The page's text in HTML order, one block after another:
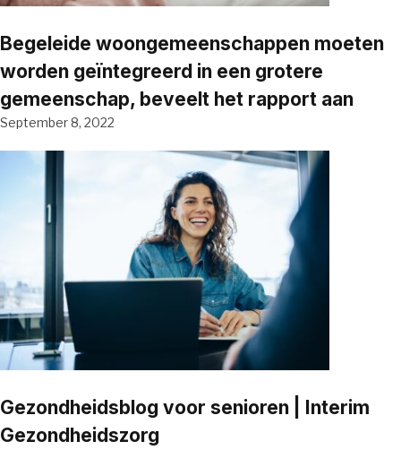
Begeleide woongemeenschappen moeten
worden geïntegreerd in een grotere
gemeenschap, beveelt het rapport aan
September 8, 2022
Gezondheidsblog voor senioren | Interim
Gezondheidszorg